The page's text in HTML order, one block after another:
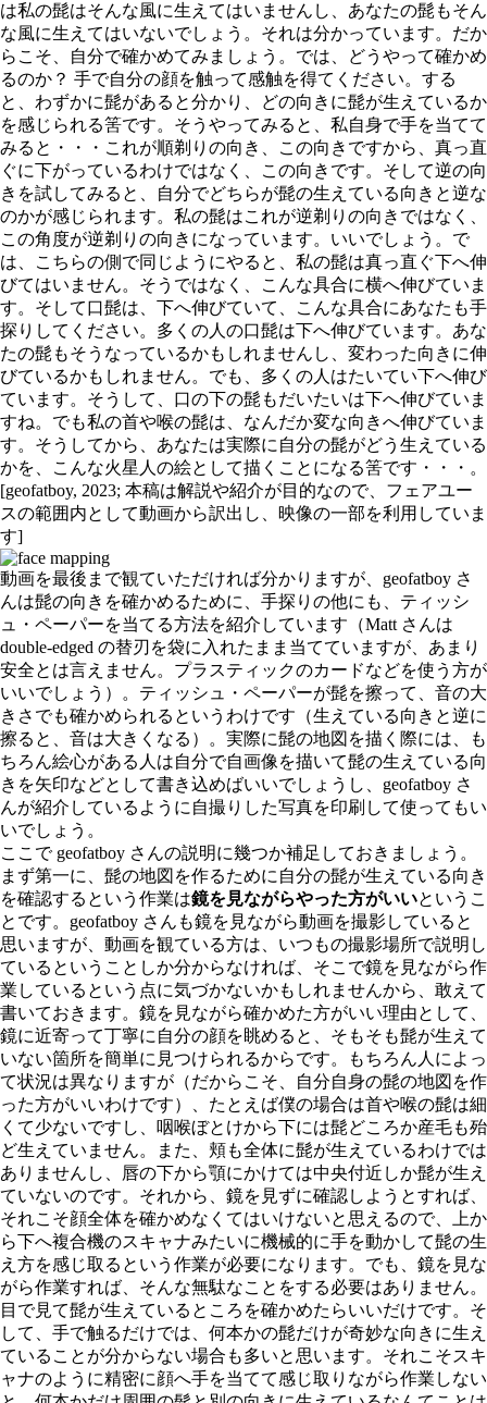
は私の髭はそんな風に生えてはいませんし、あなたの髭もそん
な風に生えてはいないでしょう。それは分かっています。だか
らこそ、自分で確かめてみましょう。では、どうやって確かめ
るのか？ 手で自分の顔を触って感触を得てください。する
と、わずかに髭があると分かり、どの向きに髭が生えているか
を感じられる筈です。そうやってみると、私自身で手を当てて
みると・・・これが順剃りの向き、この向きですから、真っ直
ぐに下がっているわけではなく、この向きです。そして逆の向
きを試してみると、自分でどちらが髭の生えている向きと逆な
のかが感じられます。私の髭はこれが逆剃りの向きではなく、
この角度が逆剃りの向きになっています。いいでしょう。で
は、こちらの側で同じようにやると、私の髭は真っ直ぐ下へ伸
びてはいません。そうではなく、こんな具合に横へ伸びていま
す。そして口髭は、下へ伸びていて、こんな具合にあなたも手
探りしてください。多くの人の口髭は下へ伸びています。あな
たの髭もそうなっているかもしれませんし、変わった向きに伸
びているかもしれません。でも、多くの人はたいてい下へ伸び
ています。そうして、口の下の髭もだいたいは下へ伸びていま
すね。でも私の首や喉の髭は、なんだか変な向きへ伸びていま
す。そうしてから、あなたは実際に自分の髭がどう生えている
かを、こんな火星人の絵として描くことになる筈です・・・。
[geofatboy, 2023; 本稿は解説や紹介が目的なので、フェアユー
スの範囲内として動画から訳出し、映像の一部を利用していま
す]
動画を最後まで観ていただければ分かりますが、geofatboy さ
んは髭の向きを確かめるために、手探りの他にも、ティッシ
ュ・ペーパーを当てる方法を紹介しています（Matt さんは
double-edged の替刃を袋に入れたまま当てていますが、あまり
安全とは言えません。プラスティックのカードなどを使う方が
いいでしょう）。ティッシュ・ペーパーが髭を擦って、音の大
きさでも確かめられるというわけです（生えている向きと逆に
擦ると、音は大きくなる）。実際に髭の地図を描く際には、も
ちろん絵心がある人は自分で自画像を描いて髭の生えている向
きを矢印などとして書き込めばいいでしょうし、geofatboy さ
んが紹介しているように自撮りした写真を印刷して使ってもい
いでしょう。
ここで geofatboy さんの説明に幾つか補足しておきましょう。
まず第一に、髭の地図を作るために自分の髭が生えている向き
を確認するという作業は鏡を見ながらやった方がいいというこ
とです。geofatboy さんも鏡を見ながら動画を撮影していると
思いますが、動画を観ている方は、いつもの撮影場所で説明し
ているということしか分からなければ、そこで鏡を見ながら作
業しているという点に気づかないかもしれませんから、敢えて
書いておきます。鏡を見ながら確かめた方がいい理由として、
鏡に近寄って丁寧に自分の顔を眺めると、そもそも髭が生えて
いない箇所を簡単に見つけられるからです。もちろん人によっ
て状況は異なりますが（だからこそ、自分自身の髭の地図を作
った方がいいわけです）、たとえば僕の場合は首や喉の髭は細
くて少ないですし、咽喉ぼとけから下には髭どころか産毛も殆
ど生えていません。また、頬も全体に髭が生えているわけでは
ありませんし、唇の下から顎にかけては中央付近しか髭が生え
ていないのです。それから、鏡を見ずに確認しようとすれば、
それこそ顔全体を確かめなくてはいけないと思えるので、上か
ら下へ複合機のスキャナみたいに機械的に手を動かして髭の生
え方を感じ取るという作業が必要になります。でも、鏡を見な
がら作業すれば、そんな無駄なことをする必要はありません。
目で見て髭が生えているところを確かめたらいいだけです。そ
して、手で触るだけでは、何本かの髭だけが奇妙な向きに生え
ていることが分からない場合も多いと思います。それこそスキ
ャナのように精密に顔へ手を当てて感じ取りながら作業しない